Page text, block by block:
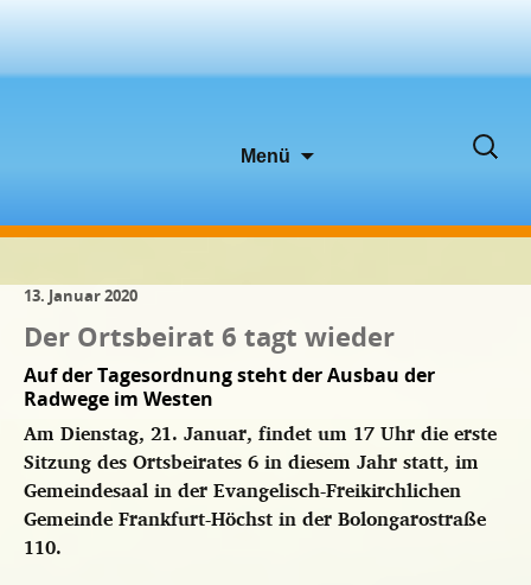
Menü
Suchen
13. Januar 2020
Der Ortsbeirat 6 tagt wieder
Auf der Tagesordnung steht der Ausbau der
Radwege im Westen
Am Dienstag, 21. Januar, findet um 17 Uhr die erste
Sitzung des Ortsbeirates 6 in diesem Jahr statt, im
Gemeindesaal in der Evangelisch-Freikirchlichen
Gemeinde Frankfurt-Höchst in der Bolongarostraße
110.